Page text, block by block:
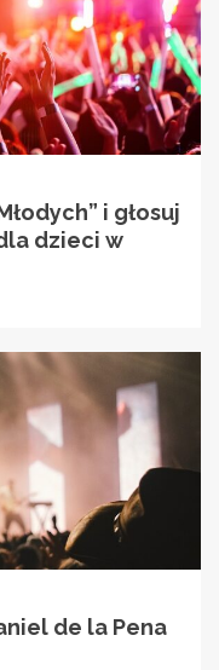
i głosuj
dzieci w
de la Pena